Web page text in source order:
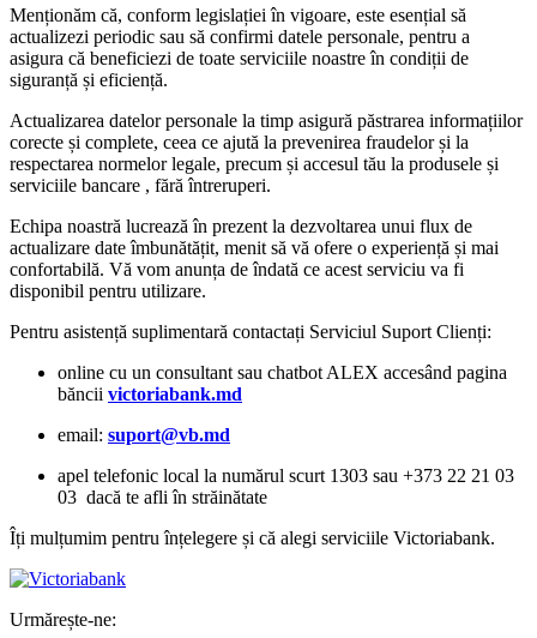
Menționăm că, conform legislației în vigoare, este esențial să
actualizezi periodic sau să confirmi datele personale, pentru a
asigura că beneficiezi de toate serviciile noastre în condiții de
siguranță și eficiență.
Actualizarea datelor personale la timp asigură păstrarea informațiilor
corecte și complete, ceea ce ajută la prevenirea fraudelor și la
respectarea normelor legale, precum și accesul tău la produsele și
serviciile bancare , fără întreruperi.
Echipa noastră lucrează în prezent la dezvoltarea unui flux de
actualizare date îmbunătățit, menit să vă ofere o experiență și mai
confortabilă. Vă vom anunța de îndată ce acest serviciu va fi
disponibil pentru utilizare.
Pentru asistență suplimentară contactați Serviciul Suport Clienți:
online cu un consultant sau chatbot ALEX accesând pagina
băncii victoriabank.md
email: suport@vb.md
apel telefonic local la numărul scurt 1303 sau +373 22 21 03
03 dacă te afli în străinătate
Îți mulțumim pentru înțelegere și că alegi serviciile Victoriabank.
Urmărește-ne: